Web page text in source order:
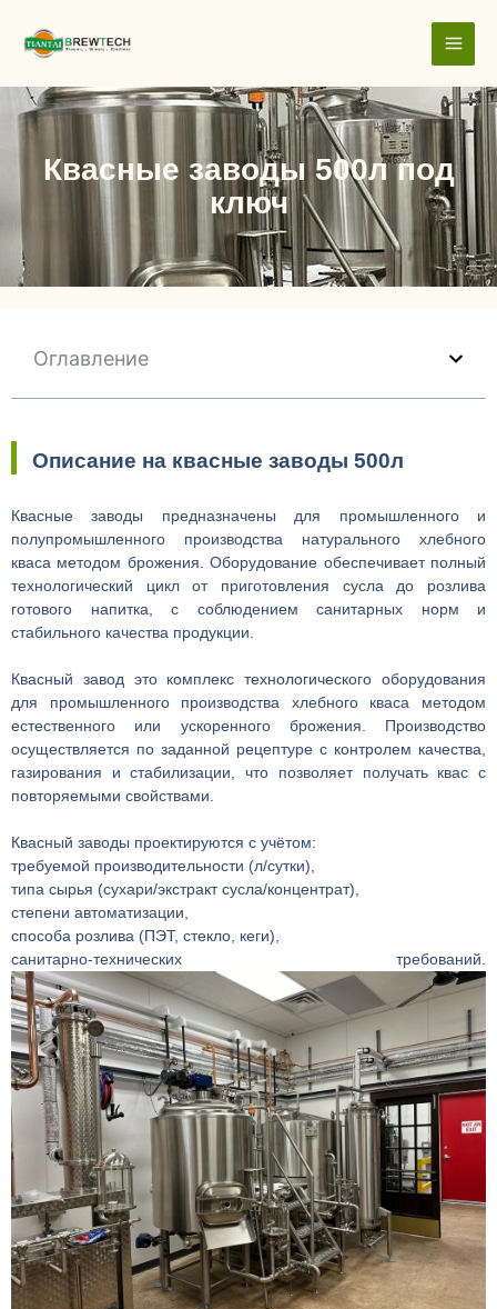
容
Квасные заводы 500л под
ключ
Оглавление
Описание на квасные заводы 500л
Квасные заводы предназначены для промышленного и
полупромышленного производства натурального хлебного
кваса методом брожения. Оборудование обеспечивает полный
технологический цикл от приготовления сусла до розлива
готового напитка, с соблюдением санитарных норм и
стабильного качества продукции.
Квасный завод это комплекс технологического оборудования
для промышленного производства хлебного кваса методом
естественного или ускоренного брожения. Производство
осуществляется по заданной рецептуре с контролем качества,
газирования и стабилизации, что позволяет получать квас с
повторяемыми свойствами.
Квасный заводы проектируются с учётом:
требуемой производительности (л/сутки),
типа сырья (сухари/экстракт сусла/концентрат),
степени автоматизации,
способа розлива (ПЭТ, стекло, кеги),
санитарно-технических требований.